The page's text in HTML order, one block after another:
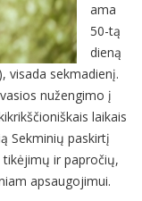
ama
50-tą
dieną
visada sekmadienį.
nužengimo į
laikais
Sekminių paskirtį
tikėjimų ir papročių,
apsaugojimui.